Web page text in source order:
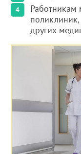
Работникам
других